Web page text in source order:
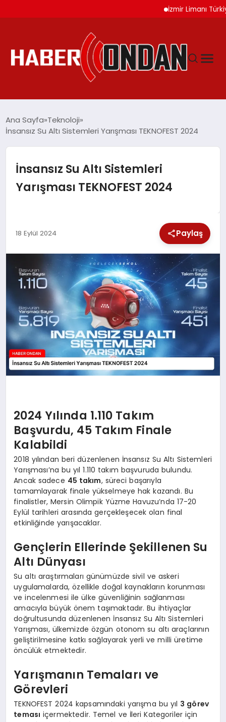
İzmir Limanı Türkiye
DÜNYA
SPOR
TEKNOLOJI
YAŞAM
Ana Sayfa Teknoloji
İnsansız Su Altı Sistemleri Yarışması TEKNOFEST 2024
İnsansız Su Altı Sistemleri
Yarışması TEKNOFEST 2024
18 Eylül 2024 Paylaş
2024 Yılında 1.110 Takım
Başvurdu, 45 Takım Finale
Kalabildi
2018 yılından beri düzenlenen İnsansız Su Altı Sistemleri
Yarışması’na bu yıl 1.110 takım başvuruda bulundu.
Ancak sadece 45 takım, süreci başarıyla
tamamlayarak finale yükselmeye hak kazandı. Bu
finalistler, Mersin Olimpik Yüzme Havuzu’nda 17-20
Eylül tarihleri arasında gerçekleşecek olan final
etkinliğinde yarışacaklar.
Gençlerin Ellerinde Şekillenen Su
Altı Dünyası
Su altı araştırmaları günümüzde sivil ve askeri
uygulamalarda, özellikle doğal kaynakların korunması
ve incelenmesi ile ülke güvenliğinin sağlanması
amacıyla büyük önem taşımaktadır. Bu ihtiyaçlar
doğrultusunda düzenlenen İnsansız Su Altı Sistemleri
Yarışması, ülkemizde özgün otonom su altı araçlarının
geliştirilmesine katkı sağlayarak yerli ve milli üretime
öncülük etmektedir.
Yarışmanın Temaları ve
Görevleri
TEKNOFEST 2024 kapsamındaki yarışma bu yıl 3 görev
teması içermektedir. Temel ve İleri Kategoriler için